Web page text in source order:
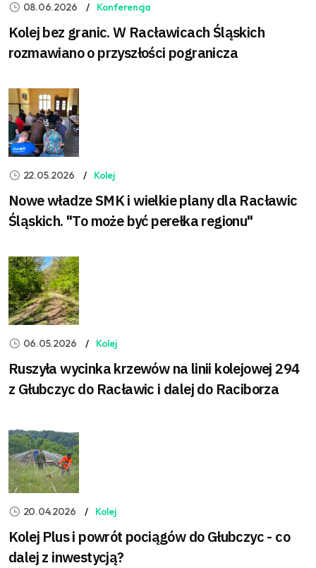
08.06.2026 Konferencja
Kolej bez granic. W Racławicach Śląskich
rozmawiano o przyszłości pogranicza
22.05.2026 Kolej
Nowe władze SMK i wielkie plany dla Racławic
Śląskich. "To może być perełka regionu"
06.05.2026 Kolej
Ruszyła wycinka krzewów na linii kolejowej 294
z Głubczyc do Racławic i dalej do Raciborza
20.04.2026 Kolej
Kolej Plus i powrót pociągów do Głubczyc - co
dalej z inwestycją?